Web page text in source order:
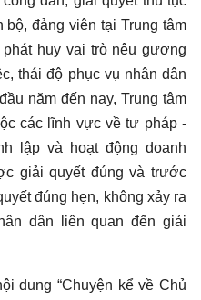
bộ, đảng viên tại Trung tâm
huy vai trò nêu gương
thái độ phục vụ nhân dân
năm đến nay, Trung tâm
các lĩnh vực về tư pháp -
lập và hoạt động doanh
giải quyết đúng và trước
đúng hẹn, không xảy ra
dân liên quan đến giải
dung “Chuyện kể về Chủ